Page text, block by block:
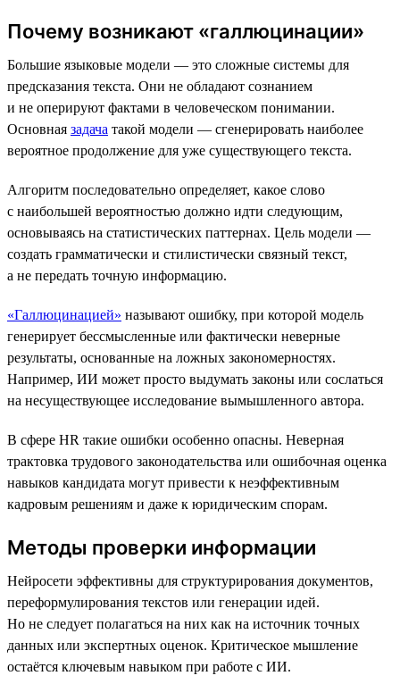
Почему возникают «галлюцинации»
Большие языковые модели — это сложные системы для
предсказания текста. Они не обладают сознанием
и не оперируют фактами в человеческом понимании.
Основная задача такой модели — сгенерировать наиболее
вероятное продолжение для уже существующего текста.
Алгоритм последовательно определяет, какое слово
с наибольшей вероятностью должно идти следующим,
основываясь на статистических паттернах. Цель модели —
создать грамматически и стилистически связный текст,
а не передать точную информацию.
«Галлюцинацией» называют ошибку, при которой модель
генерирует бессмысленные или фактически неверные
результаты, основанные на ложных закономерностях.
Например, ИИ может просто выдумать законы или сослаться
на несуществующее исследование вымышленного автора.
В сфере HR такие ошибки особенно опасны. Неверная
трактовка трудового законодательства или ошибочная оценка
навыков кандидата могут привести к неэффективным
кадровым решениям и даже к юридическим спорам.
Методы проверки информации
Нейросети эффективны для структурирования документов,
переформулирования текстов или генерации идей.
Но не следует полагаться на них как на источник точных
данных или экспертных оценок. Критическое мышление
остаётся ключевым навыком при работе с ИИ.